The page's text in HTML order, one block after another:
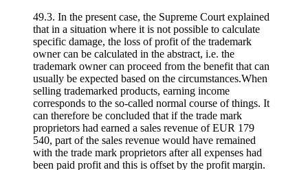
49.3. In the present case, the Supreme Court explained
that in a situation where it is not possible to calculate
specific damage, the loss of profit of the trademark
owner can be calculated in the abstract, i.e. the
trademark owner can proceed from the benefit that can
usually be expected based on the circumstances.When
selling trademarked products, earning income
corresponds to the so-called normal course of things. It
can therefore be concluded that if the trade mark
proprietors had earned a sales revenue of EUR 179
540, part of the sales revenue would have remained
with the trade mark proprietors after all expenses had
been paid profit and this is offset by the profit margin.